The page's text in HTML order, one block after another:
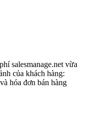
salesmanage.net vừa
của khách hàng:
hóa đơn bán hàng